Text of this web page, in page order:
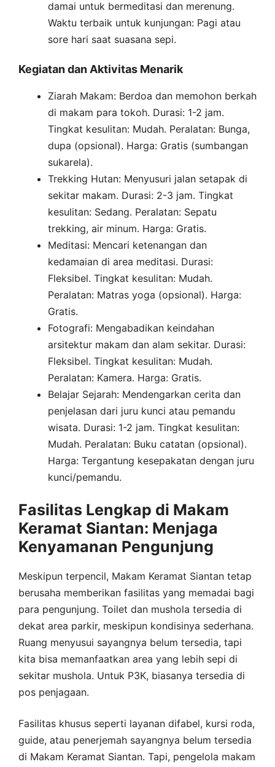
damai untuk bermeditasi dan merenung.
Waktu terbaik untuk kunjungan: Pagi atau
sore hari saat suasana sepi.
Kegiatan dan Aktivitas Menarik
Ziarah Makam: Berdoa dan memohon berkah
di makam para tokoh. Durasi: 1-2 jam.
Tingkat kesulitan: Mudah. Peralatan: Bunga,
dupa (opsional). Harga: Gratis (sumbangan
sukarela).
Trekking Hutan: Menyusuri jalan setapak di
sekitar makam. Durasi: 2-3 jam. Tingkat
kesulitan: Sedang. Peralatan: Sepatu
trekking, air minum. Harga: Gratis.
Meditasi: Mencari ketenangan dan
kedamaian di area meditasi. Durasi:
Fleksibel. Tingkat kesulitan: Mudah.
Peralatan: Matras yoga (opsional). Harga:
Gratis.
Fotografi: Mengabadikan keindahan
arsitektur makam dan alam sekitar. Durasi:
Fleksibel. Tingkat kesulitan: Mudah.
Peralatan: Kamera. Harga: Gratis.
Belajar Sejarah: Mendengarkan cerita dan
penjelasan dari juru kunci atau pemandu
wisata. Durasi: 1-2 jam. Tingkat kesulitan:
Mudah. Peralatan: Buku catatan (opsional).
Harga: Tergantung kesepakatan dengan juru
kunci/pemandu.
Fasilitas Lengkap di Makam
Keramat Siantan: Menjaga
Kenyamanan Pengunjung
Meskipun terpencil, Makam Keramat Siantan tetap
berusaha memberikan fasilitas yang memadai bagi
para pengunjung. Toilet dan mushola tersedia di
dekat area parkir, meskipun kondisinya sederhana.
Ruang menyusui sayangnya belum tersedia, tapi
kita bisa memanfaatkan area yang lebih sepi di
sekitar mushola. Untuk P3K, biasanya tersedia di
pos penjagaan.
Fasilitas khusus seperti layanan difabel, kursi roda,
guide, atau penerjemah sayangnya belum tersedia
di Makam Keramat Siantan. Tapi, pengelola makam